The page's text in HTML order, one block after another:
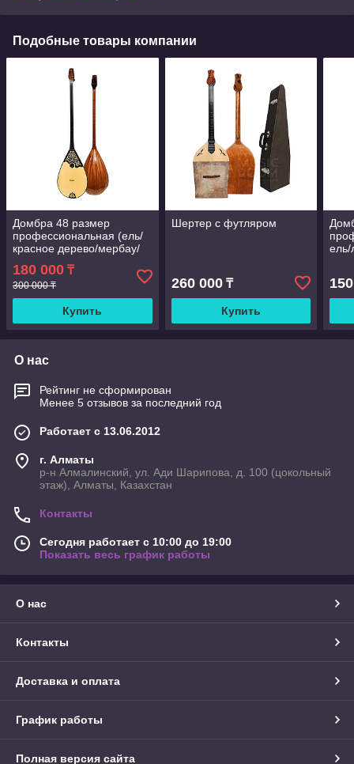
Подобные товары компании
Домбра 48 размер
профессиональная (ель/
красное дерево/мербау/
180 000 ₸
300 000 ₸
Купить
Шертер с футляром
260 000₸
Купить
ель/
О нас
Рейтинг не сформирован
Менее 5 отзывов за последний год
Работает с 13.06.2012
г. Алматы
р-н Алмалинский, ул. Ади Шарипова, д. 100 (цокольный
этаж), Алматы, Казахстан
Контакты
Сегодня работает с 10:00 до 19:00
Показать весь график работы
О нас
Контакты
Доставка и оплата
График работы
Полная версия сайта